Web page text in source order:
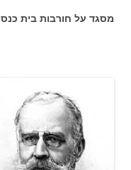
מסגד על חורבות בית